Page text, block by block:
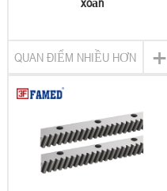
+
QUAN ĐIỂM NHIỀU HƠN